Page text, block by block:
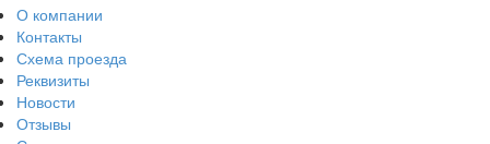
О компании
Контакты
Схема проезда
Реквизиты
Новости
Отзывы